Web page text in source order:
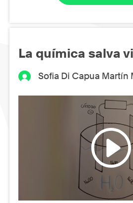
La química salva
Sofia Di Capua Martín